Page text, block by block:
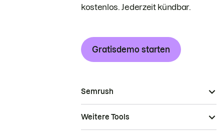
kostenlos. Jederzeit kündbar.
Gratisdemo starten
Semrush
Weitere Tools